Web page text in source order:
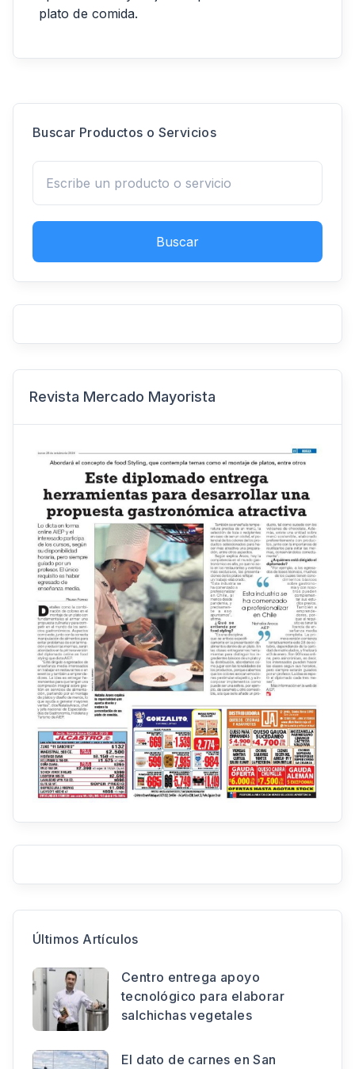
plato de comida.
Buscar Productos o Servicios
Buscar
Revista Mercado Mayorista
Últimos Artículos
Centro entrega apoyo
tecnológico para elaborar
salchichas vegetales
El dato de carnes en San